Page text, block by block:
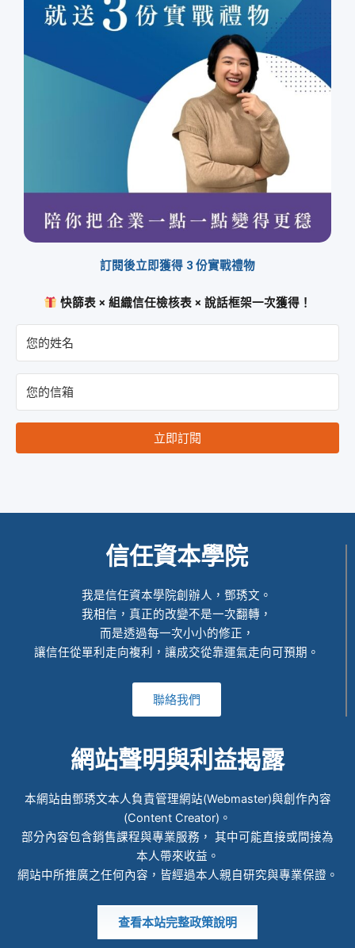
訂閱後立即獲得 3 份實戰禮物
快篩表 × 組織信任檢核表 × 說話框架一次獲得！
立即訂閱
信任資本學院
我是信任資本學院創辦人，鄧琇文。
我相信，真正的改變不是一次翻轉，
而是透過每一次小小的修正，
讓信任從單利走向複利，讓成交從靠運氣走向可預期。
聯絡我們
網站聲明與利益揭露
本網站由鄧琇文本人負責管理網站(Webmaster)與創作內容
(Content Creator)。
部分內容包含銷售課程與專業服務， 其中可能直接或間接為
本人帶來收益。
網站中所推廣之任何內容，皆經過本人親自研究與專業保證。
查看本站完整政策說明